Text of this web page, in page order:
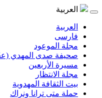
المهدي (عجّل الله فرجه)
المهدوية
ترانا ونراك